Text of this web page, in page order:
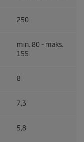
250
min. 80 - maks.
155
8
7,3
5,8